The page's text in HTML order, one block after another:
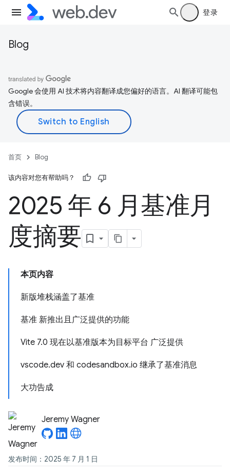
登录
Blog
Google 会使用 AI 技术将内容翻译成您偏好的语言。AI 翻译可能包
含错误。
首页 Blog
该内容对您有帮助吗？
2025 年 6 月基准月
度摘要
本页内容
新版堆栈涵盖了基准
基准 新推出且广泛提供的功能
Vite 7.0 现在以基准版本为目标平台 广泛提供
vscode.dev 和 codesandbox.io 继承了基准消息
大功告成
Jeremy Wagner
发布时间：2025 年 7 月 1 日